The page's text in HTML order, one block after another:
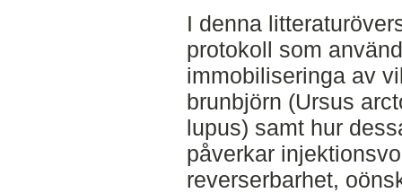
I denna
protokoll som
immobiliseringa av
brunbjörn (Ursus
lupus) samt hur
påverkar
reverserbarhet,